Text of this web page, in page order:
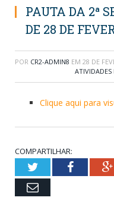
PAUTA DA 2ª
DE 28 DE
POR CR2-ADMIN8 EM 28 DE
ATIVIDADES
Clique aqui para
COMPARTILHAR:
TwitterFacebook
Email